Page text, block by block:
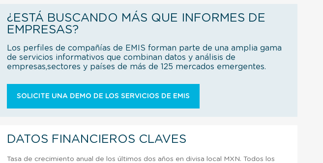
¿ESTÁ BUSCANDO MÁS QUE INFORMES DE
EMPRESAS?
Los perfiles de compañías de EMIS forman parte de una amplia gama
de servicios informativos que combinan datos y análisis de
empresas,sectores y países de más de 125 mercados emergentes.
SOLICITE UNA DEMO DE LOS SERVICIOS DE EMIS
DATOS FINANCIEROS CLAVES
Tasa de crecimiento anual de los últimos dos años en divisa local MXN. Todos los